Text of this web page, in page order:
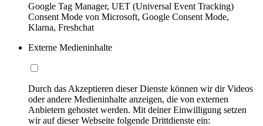
Google Tag Manager, UET (Universal Event Tracking)
Consent Mode von Microsoft, Google Consent Mode,
Klarna, Freshchat
Externe Medieninhalte
Durch das Akzeptieren dieser Dienste können wir dir Videos
oder andere Medieninhalte anzeigen, die von externen
Anbietern gehostet werden. Mit deiner Einwilligung setzen
wir auf dieser Webseite folgende Drittdienste ein: